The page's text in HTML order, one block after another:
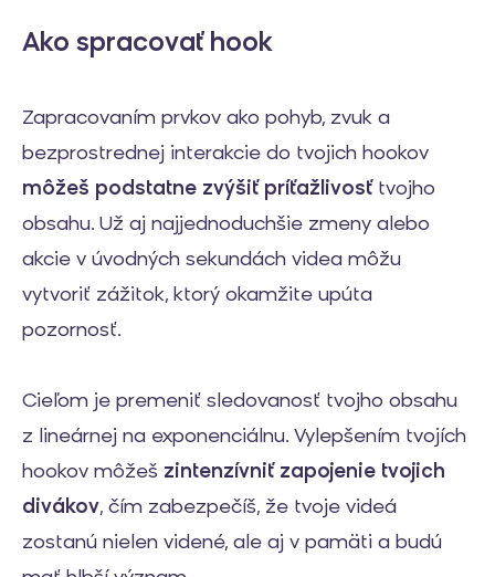
Ako spracovať hook
Zapracovaním prvkov ako pohyb, zvuk a
bezprostrednej interakcie do tvojich hookov
môžeš podstatne zvýšiť príťažlivosťtvojho
obsahu. Už aj najjednoduchšie zmeny alebo
akcie v úvodných sekundách videa môžu
vytvoriť zážitok, ktorý okamžite upúta
pozornosť.
Cieľom je premeniť sledovanosť tvojho obsahu
z lineárnej na exponenciálnu. Vylepšením tvojích
hookov môžeš zintenzívniť zapojenie tvojich
divákov, čím zabezpečíš, že tvoje videá
zostanú nielen videné, ale aj v pamäti a budú